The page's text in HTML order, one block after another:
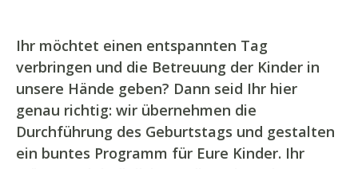
Ihr möchtet einen entspannten Tag
verbringen und die Betreuung der Kinder in
unsere Hände geben? Dann seid Ihr hier
genau richtig: wir übernehmen die
Durchführung des Geburtstags und gestalten
ein buntes Programm für Eure Kinder. Ihr